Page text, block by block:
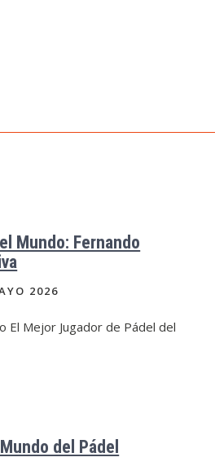
Mundo: Fernando
2026
El Mejor Jugador de Pádel del
del Pádel